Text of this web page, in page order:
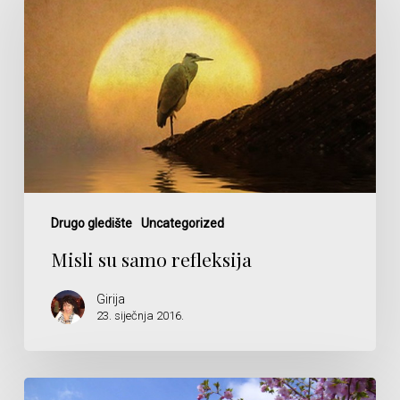
Drugo gledište Uncategorized
Misli su samo refleksija
Girija
23. siječnja 2016.
Prolaznost